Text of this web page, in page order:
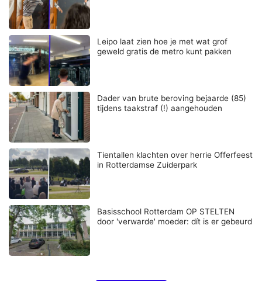
Leipo laat zien hoe je met wat grof
geweld gratis de metro kunt pakken
Dader van brute beroving bejaarde (85)
tijdens taakstraf (!) aangehouden
Tientallen klachten over herrie Offerfeest
in Rotterdamse Zuiderpark
Basisschool Rotterdam OP STELTEN
door 'verwarde' moeder: dít is er gebeurd